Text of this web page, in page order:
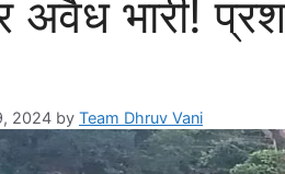
अवैध भारी!
2024 by Team Dhruv Vani